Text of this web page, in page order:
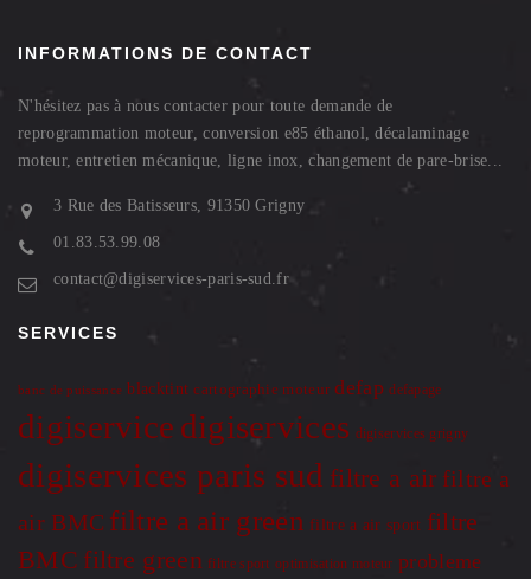
INFORMATIONS DE CONTACT
N'hésitez pas à nous contacter pour toute demande de
reprogrammation moteur, conversion e85 éthanol, décalaminage
moteur, entretien mécanique, ligne inox, changement de pare-brise...
3 Rue des Batisseurs, 91350 Grigny
01.83.53.99.08
contact@digiservices-paris-sud.fr
SERVICES
banc de puissance blacktint cartographie moteur defap defapage
digiservice digiservices digiservices grigny
digiservices paris sud filtre a air filtre a
air BMC filtre a air green filtre a air sport filtre
BMC filtre green filtre sport optimisation moteur probleme